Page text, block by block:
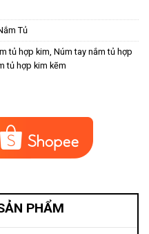
Tủ
tủ hợp kim Núm tay nắm tủ hợp
tủ hợp kim kẽm
PHẨM